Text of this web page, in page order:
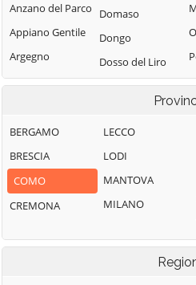
Anzano del Parco
Appiano Gentile
Argegno
Arosio
Barni
Bellagio
Bene Lario
Beregazzo con
Binago
Domaso
Dongo
Dosso del Liro
Erba
Faggeto Lario
Faloppio
Fenegrò
Figino Serenza
BERGAMO
BRESCIA
COMO
CREMONA
LECCO
LODI
MANTOVA
MILANO